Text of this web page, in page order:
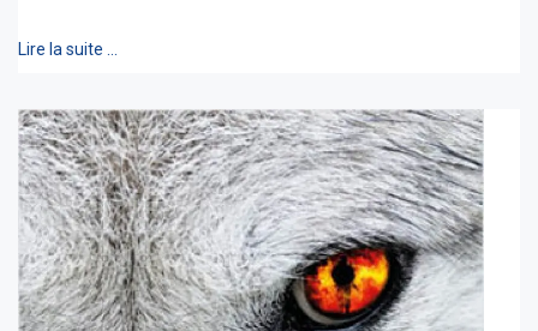
Lire la suite …